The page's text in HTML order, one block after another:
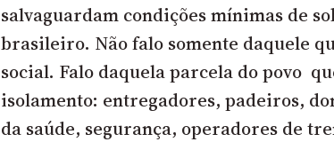
salvaguardam condições mínimas de
brasileiro. Não falo somente daquele
social. Falo daquela parcela do povo
isolamento: entregadores, padeiros,
da saúde, segurança, operadores de